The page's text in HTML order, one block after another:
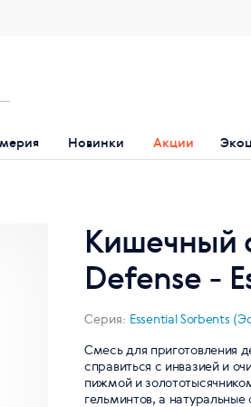
Новинки Акции
Кишечный
Defense -
Серия: Essential Sorbents
Смесь для приготовления
справиться с инвазией и
пижмой и
гельминтов, а